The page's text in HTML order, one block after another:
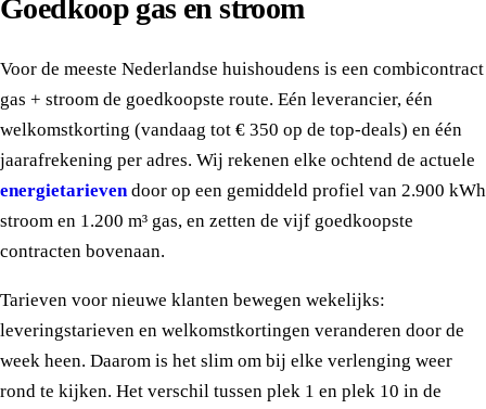
Goedkoop gas en stroom
Voor de meeste Nederlandse huishoudens is een combicontract
gas + stroom de goedkoopste route. Eén leverancier, één
welkomstkorting (vandaag tot € 350 op de top-deals) en één
jaarafrekening per adres. Wij rekenen elke ochtend de actuele
energietarieven door op een gemiddeld profiel van 2.900 kWh
stroom en 1.200 m³ gas, en zetten de vijf goedkoopste
contracten bovenaan.
Tarieven voor nieuwe klanten bewegen wekelijks:
leveringstarieven en welkomstkortingen veranderen door de
week heen. Daarom is het slim om bij elke verlenging weer
rond te kijken. Het verschil tussen plek 1 en plek 10 in de